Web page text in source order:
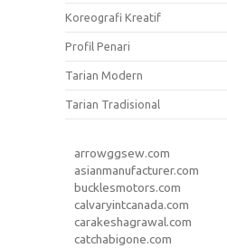
Koreografi Kreatif
Profil Penari
Tarian Modern
Tarian Tradisional
arrowggsew.com
asianmanufacturer.com
bucklesmotors.com
calvaryintcanada.com
carakeshagrawal.com
catchabigone.com